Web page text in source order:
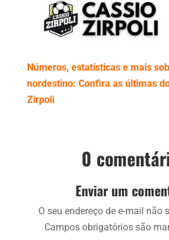
Números, estatísticas e mais
nordestino: Confira as últimas
Zirpoli
0
Enviar um
O seu endereço de e-mail não
Campos obrigatórios são